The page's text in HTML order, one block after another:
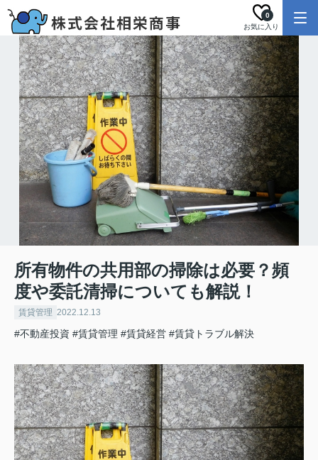
お気に入り
0
所有物件の共用部の掃除は必要？頻
度や委託清掃についても解説！
賃貸管理 2022.12.13
#不動産投資 #賃貸管理 #賃貸経営 #賃貸トラブル解決